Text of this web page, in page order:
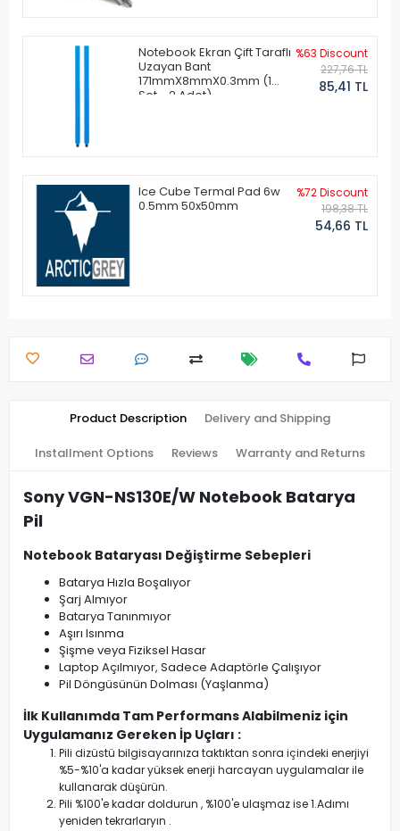
Notebook Ekran Çift Taraflı
Uzayan Bant
171mmX8mmX0.3mm (1
Set - 2 Adet)
%63 Discount
227,76 TL
85,41 TL
Ice Cube Termal Pad 6w
0.5mm 50x50mm
%72 Discount
198,38 TL
54,66 TL
Product Description Delivery and Shipping
Installment Options Reviews Warranty and Returns
Sony VGN-NS130E/W Notebook Batarya
Pil
Notebook Bataryası Değiştirme Sebepleri
Batarya Hızla Boşalıyor
Şarj Almıyor
Batarya Tanınmıyor
Aşırı Isınma
Şişme veya Fiziksel Hasar
Laptop Açılmıyor, Sadece Adaptörle Çalışıyor
Pil Döngüsünün Dolması (Yaşlanma)
İlk Kullanımda Tam Performans Alabilmeniz için
Uygulamanız Gereken İp Uçları :
Pili dizüstü bilgisayarınıza taktıktan sonra içindeki enerjiyi
%5-%10'a kadar yüksek enerji harcayan uygulamalar ile
kullanarak düşürün.
Pili %100'e kadar doldurun , %100'e ulaşmaz ise 1.Adımı
yeniden tekrarlaryın .